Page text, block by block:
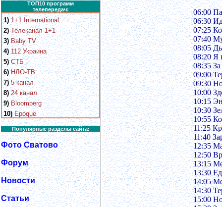
ТОП10 программ
телепередач:
1) 1+1 International
2) Телеканал 1+1
3) Baby TV
4) 112 Украина
5) СТБ
6) НЛО-ТВ
7) 5 канал
8) 24 канал
9) Bloomberg
10) Epoque
Популярные разделы сайта:
Фото Сватово
Форум
Новости
Статьи
06:00
06:30
07:25
07:40
08:05
08:20 Я
08:35
09:00
09:30
10:00
10:15
10:30
10:55
11:25
11:40
12:35
12:50
13:15
13:30
14:05
14:30
15:00